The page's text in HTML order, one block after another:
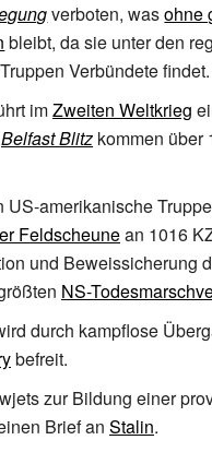
verboten, wasohne
bleibt, da sie unter den
Verbündete findet.
imZweiten Weltkrieg
Belfast Blitz kommen über
US-amerikanische
Feldscheunean 1016
und Beweissicherung
NS-
durch kampflose
befreit.
zur Bildung einer
Brief an Stalin.